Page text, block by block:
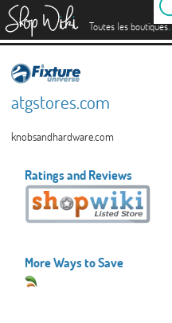
Toutes les boutiques.
atgstores.com
knobsandhardware.com
Ratings and Reviews
More Ways to Save